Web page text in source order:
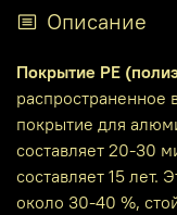
Описание
Покрытие PE
распространенное
покрытие для
составляет 20-30
составляет 15 лет.
около 30-40 %,